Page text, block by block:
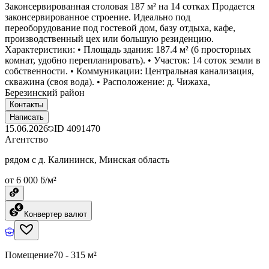
Законсервированная столовая 187 м² на 14 сотках Продается
законсервированное строение. Идеально под
переоборудование под гостевой дом, базу отдыха, кафе,
производственный цех или большую резиденцию.
Характеристики: • Площадь здания: 187.4 м² (6 просторных
комнат, удобно перепланировать). • Участок: 14 соток земли в
собственности. • Коммуникации: Центральная канализация,
скважина (своя вода). • Расположение: д. Чижаха,
Березинский район
Контакты
Написать
15.06.2026 ID 4091470
Агентство
рядом с д. Калининск, Минская область
от 6 000 ƃ/м²
Конвертер валют
Помещение70 - 315 м²